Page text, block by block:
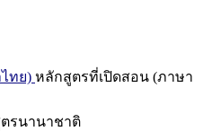
ทย) หลักสูตรที่เปิดสอน (ภาษา
รนานาชาติ